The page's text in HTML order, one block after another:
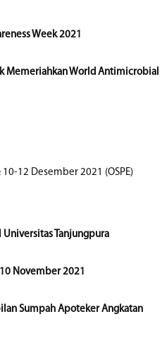
Week 2021
Memeriahkan World Antimicrobial
12 Desember 2021 (OSPE)
Tanjungpura
November 2021
Sumpah Apoteker Angkatan